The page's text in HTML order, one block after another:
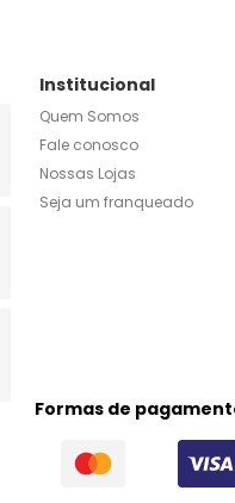
Institucional
Quem Somos
Fale conosco
Nossas Lojas
Seja um franqueado
Formas de